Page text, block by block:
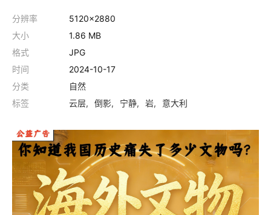
分辨率
5120x2880
大小
1.86 MB
格式
JPG
时间
2024-10-17
分类
自然
标签
云层 倒影 宁静 岩 意大利